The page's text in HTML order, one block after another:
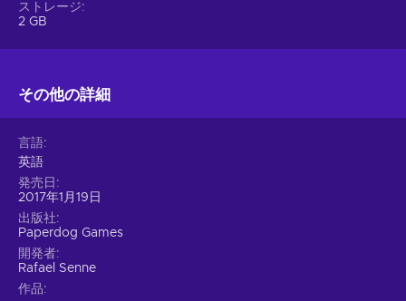
ストレージ
2 GB
その他の詳細
言語
英語
発売日
2017年1月19日
出版社
Paperdog Games
開発者
Rafael Senne
作品